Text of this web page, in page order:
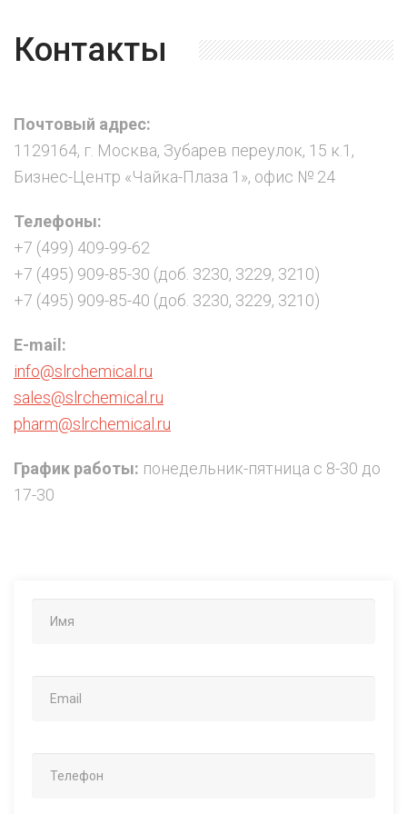
Контакты
Почтовый адрес:
1129164, г. Москва, Зубарев переулок, 15 к.1,
Бизнес-Центр «Чайка-Плаза 1», офис № 24
Телефоны:
+7 (499) 409-99-62
+7 (495) 909-85-30 (доб. 3230, 3229, 3210)
+7 (495) 909-85-40 (доб. 3230, 3229, 3210)
E-mail:
info@slrchemical.ru
sales@slrchemical.ru
pharm@slrchemical.ru
График работы: понедельник-пятница с 8-30 до
17-30